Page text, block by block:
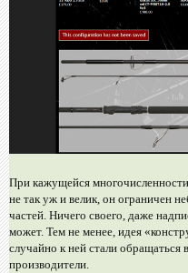
При кажущейся
не так уж и велик, он ограничен
частей. Ничего своего, даже
может. Тем не менее, идея
случайно к ней стали обращаться
производители.